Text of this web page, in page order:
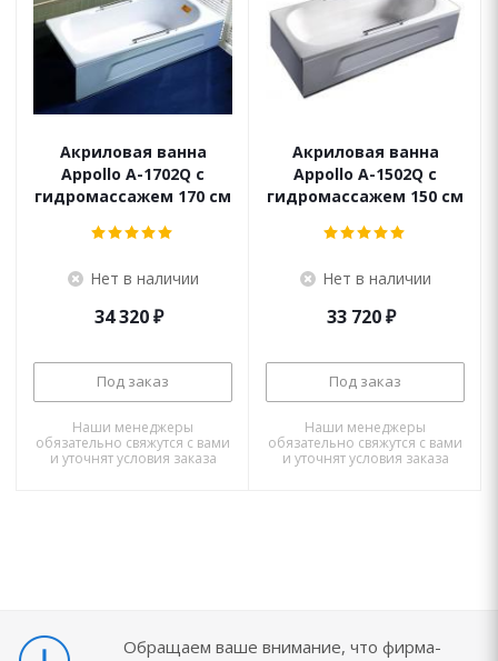
Акриловая ванна
Appollo A-1702Q с
гидромассажем 170 см
Нет в наличии
34 320₽
Под заказ
Наши менеджеры
обязательно свяжутся с вами
и уточнят условия заказа
Акриловая ванна
Appollo A-1502Q с
гидромассажем 150 см
Нет в наличии
33 720₽
Под заказ
Наши менеджеры
обязательно свяжутся с вами
и уточнят условия заказа
Обращаем ваше внимание, что фирма-